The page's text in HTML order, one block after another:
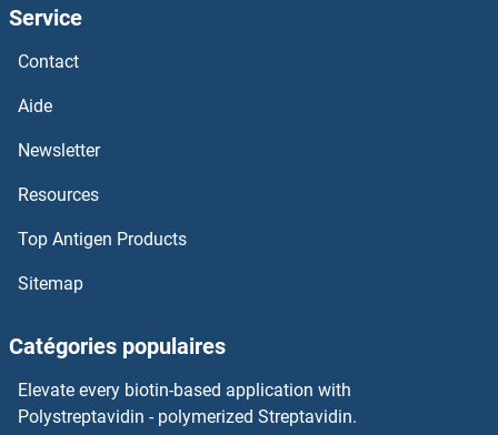
WDR8 Kits ELISA
WDR5 Kits ELISA
WBP2NL Kits ELISA
WASP Kits ELISA
WASF1 Kits ELISA
WARS Kits ELISA
Service
Contact
Aide
Newsletter
Resources
Top Antigen Products
Sitemap
Catégories populaires
Elevate every biotin-based application with
Polystreptavidin - polymerized Streptavidin.